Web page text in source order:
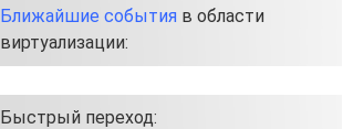
Ближайшие события в области
виртуализации:
Быстрый переход: